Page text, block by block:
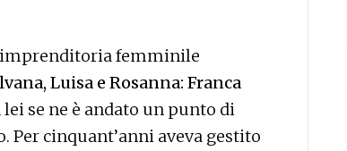
femminile
Luisa e Rosanna: Franca
se ne è andato un punto di
Per cinquant’anni aveva gestito